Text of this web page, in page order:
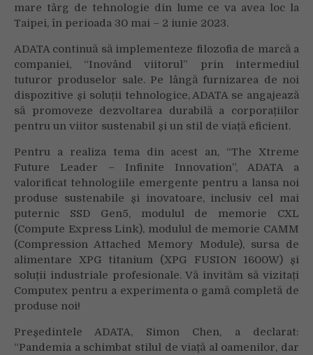
mare târg de tehnologie din lume ce va avea loc la
Taipei, în perioada 30 mai – 2 iunie 2023.
ADATA continuă să implementeze filozofia de marcă a
companiei, “Inovând viitorul” prin intermediul
tuturor produselor sale. Pe lângă furnizarea de noi
dispozitive și soluții tehnologice, ADATA se angajează
să promoveze dezvoltarea durabilă a corporațiilor
pentru un viitor sustenabil și un stil de viață eficient.
Pentru a realiza tema din acest an, “The Xtreme
Future Leader – Infinite Innovation”, ADATA a
valorificat tehnologiile emergente pentru a lansa noi
produse sustenabile și inovatoare, inclusiv cel mai
puternic SSD Gen5, modulul de memorie CXL
(Compute Express Link), modulul de memorie CAMM
(Compression Attached Memory Module), sursa de
alimentare XPG titanium (XPG FUSION 1600W) și
soluții industriale profesionale. Vă invităm să vizitați
Computex pentru a experimenta o gamă completă de
produse noi!
Președintele ADATA, Simon Chen, a declarat:
“Pandemia a schimbat stilul de viață al oamenilor, dar